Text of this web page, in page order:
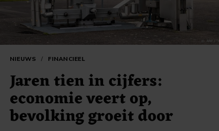
NIEUWS / FINANCIEEL
Jaren tien in cijfers:
economie veert op,
bevolking groeit door